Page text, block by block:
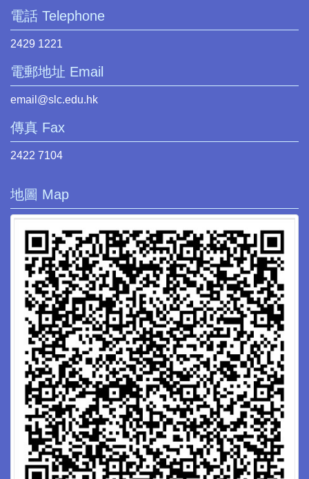
電話 Telephone
2429 1221
電郵地址 Email
email@slc.edu.hk
傳真 Fax
2422 7104
地圖 Map